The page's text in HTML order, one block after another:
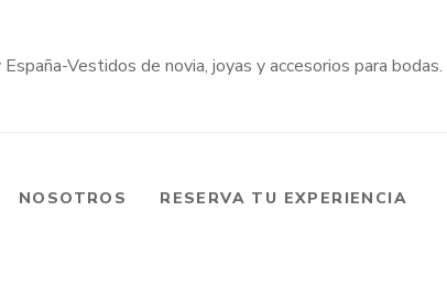
NOSOTROS RESERVA TU EXPERIENCIA